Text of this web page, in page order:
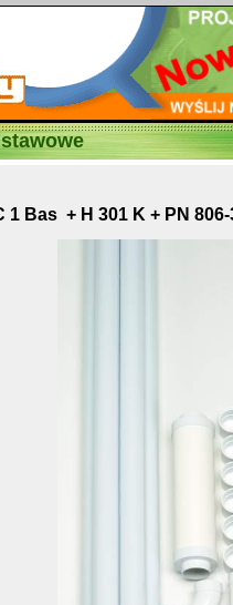
1 Bas + H 301 K + PN 806-